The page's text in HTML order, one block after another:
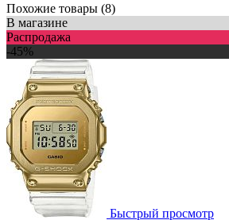
Похожие товары (8)
В магазине
Распродажа
-45%
Быстрый просмотр